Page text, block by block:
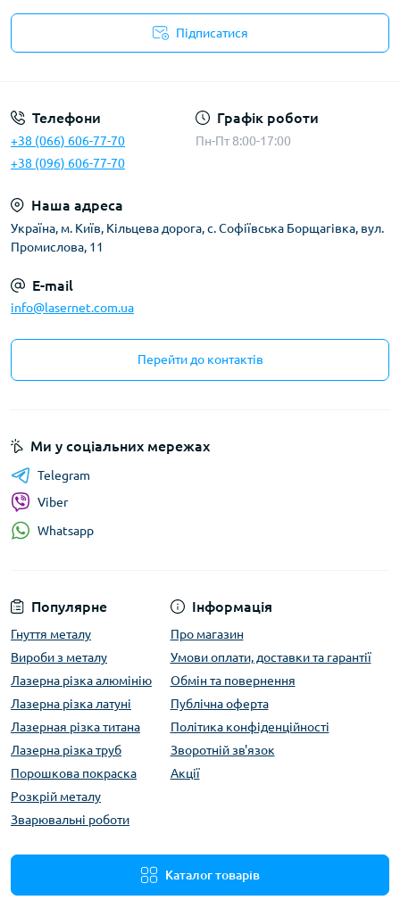
Підписатися
Телефони
+38 (066) 606-77-70
+38 (096) 606-77-70
Графік роботи
Пн-Пт 8:00-17:00
Наша адреса
Українa, м. Київ, Кільцева дорога, с. Софіївська Борщагівка, вул.
Промислова, 11
E-mail
info@lasernet.com.ua
Перейти до контактів
Популярне
Гнуття металу
Вироби з металу
Лазерна різка алюмінію
Лазерна різка латуні
Лазерная різка титана
Лазерна різка труб
Порошкова покраска
Розкрій металу
Зварювальні роботи
Інформація
Про магазин
Умови оплати, доставки та гарантії
Обмін та повернення
Публічна оферта
Політика конфіденційності
Зворотній зв'язок
Акції
Каталог товарів
Ми у соціальних мережах
Telegram
Viber
Whatsapp